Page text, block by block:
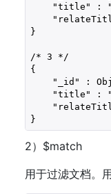
"title" :
}
/* 3 */
{
"_id" :
"title" :
}
2）$match
用于过滤文档。